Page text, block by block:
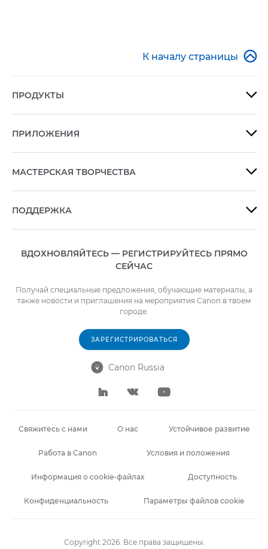
К началу страницы 
ПРОДУКТЫ 
ПРИЛОЖЕНИЯ 
МАСТЕРСКАЯ ТВОРЧЕСТВА 
ПОДДЕРЖКА 
ВДОХНОВЛЯЙТЕСЬ — РЕГИСТРИРУЙТЕСЬ ПРЯМО
СЕЙЧАС
Получай специальные предложения, обучающие материалы, а
также новости и приглашения на мероприятия Canon в твоем
городе.
ЗАРЕГИСТРИРОВАТЬСЯ
 Canon Russia
  
Свяжитесь с нами О нас Устойчивое развитие
Работа в Canon Условия и положения
Информация о cookie-файлах Доступность
Конфиденциальность Параметры файлов cookie
Copyright 2026. Все права защищены.